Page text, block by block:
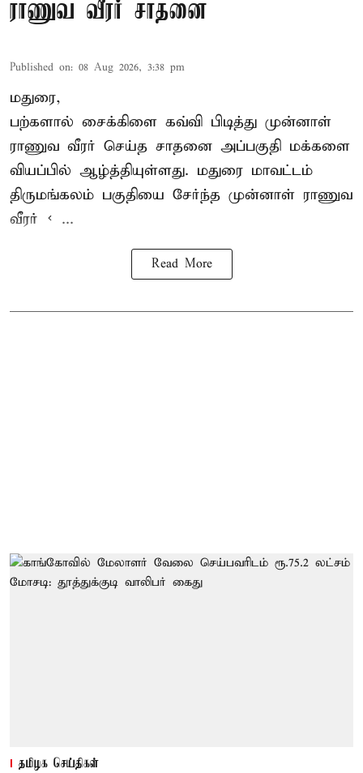
ராணுவ வீரர் சாதனை
Published on: 08 Aug 2026, 3:38 pm
மதுரை,
பற்களால் சைக்கிளை கவ்வி பிடித்து முன்னாள்
ராணுவ வீரர் செய்த சாதனை அப்பகுதி மக்களை
வியப்பில் ஆழ்த்தியுள்ளது. மதுரை மாவட்டம்
திருமங்கலம் பகுதியை சேர்ந்த முன்னாள் ராணுவ
வீரர் < ...
Read More
தமிழக செய்திகள்